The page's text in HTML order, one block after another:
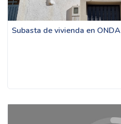
Subasta de vivienda en ONDA